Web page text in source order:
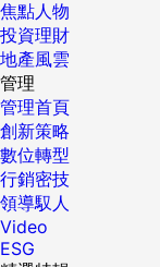
焦點人物
投資理財
地產風雲
管理
管理首頁
創新策略
數位轉型
行銷密技
領導馭人
Video
ESG